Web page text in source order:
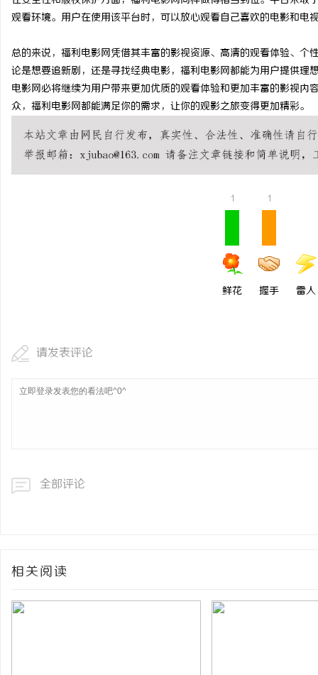
观看环境。用户在使用该平台时，可以放心观看自己喜欢的电影和电
总的来说，福利电影网凭借其丰富的影视资源、高清的观看体验、
论是想要追新剧，还是寻找经典电影，福利电影网都能为用户提供
电影网必将继续为用户带来更加优质的观看体验和更加丰富的影视
众，福利电影网都能满足你的需求，让你的观影之旅变得更加精彩。
1
鲜花
1
握手 雷人
请发表评论
全部评论
相关阅读
条，焊锡球，焊锡丝，万山焊锡，焊锡条、
锡条，巨一，焊锡，无铅焊锡球
2026年哈尔滨弘祥消防
岗，直通消防控制室核心